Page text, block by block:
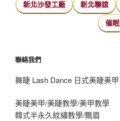
新北沙發工廠 新北聯誼
催眠
聯絡我們
舞睫 Lash Dance 日式美睫美甲
美睫美甲/美睫教學/美甲教學
韓式半永久紋繡教學/飄眉